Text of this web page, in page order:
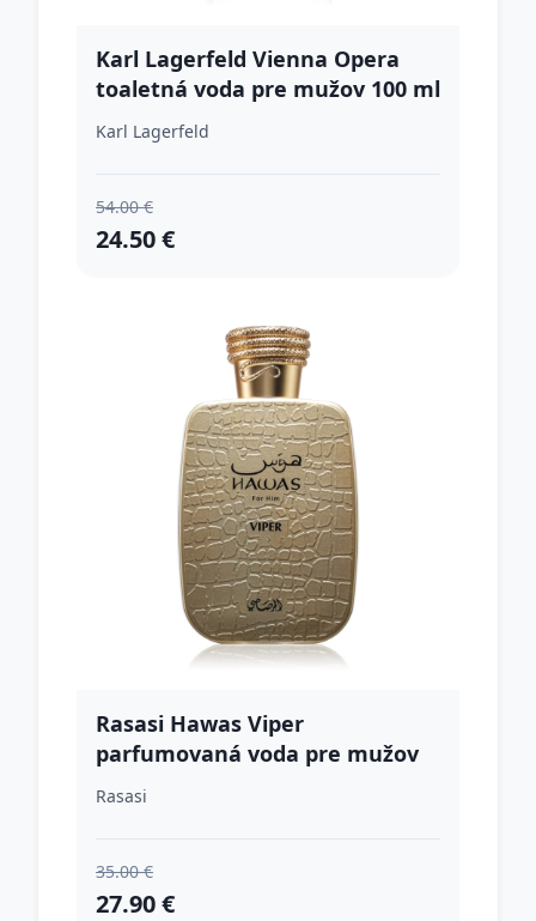
Karl Lagerfeld Vienna Opera
toaletná voda pre mužov 100 ml
Karl Lagerfeld
54.00 €
24.50 €
Rasasi Hawas Viper
parfumovaná voda pre mužov
100 ml
Rasasi
35.00 €
27.90 €